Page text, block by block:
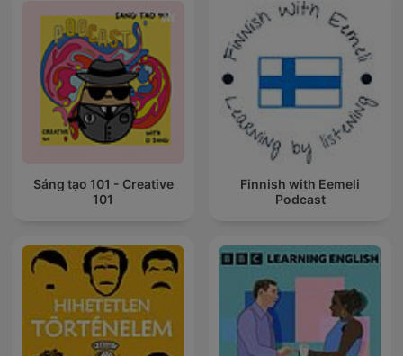
Sáng tạo 101 - Creative
101
Finnish with Eemeli
Podcast